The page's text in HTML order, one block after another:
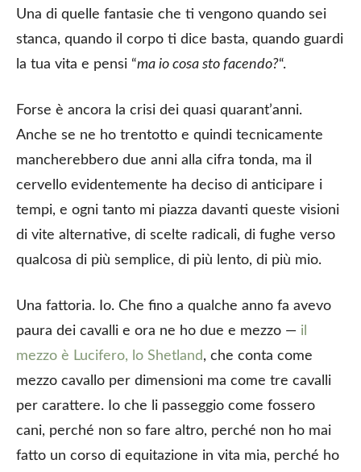
Una di quelle fantasie che ti vengono quando sei
stanca, quando il corpo ti dice basta, quando guardi
la tua vita e pensi “ma io cosa sto facendo?“.
Forse è ancora la crisi dei quasi quarant’anni.
Anche se ne ho trentotto e quindi tecnicamente
mancherebbero due anni alla cifra tonda, ma il
cervello evidentemente ha deciso di anticipare i
tempi, e ogni tanto mi piazza davanti queste visioni
di vite alternative, di scelte radicali, di fughe verso
qualcosa di più semplice, di più lento, di più mio.
Una fattoria. Io. Che fino a qualche anno fa avevo
paura dei cavalli e ora ne ho due e mezzo — il
mezzo è Lucifero, lo Shetland, che conta come
mezzo cavallo per dimensioni ma come tre cavalli
per carattere. Io che li passeggio come fossero
cani, perché non so fare altro, perché non ho mai
fatto un corso di equitazione in vita mia, perché ho